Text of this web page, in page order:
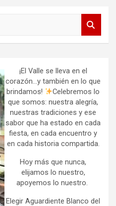
¡El Valle se lleva en el
corazón…y también en lo que
brindamos!
Celebremos lo
que somos: nuestra alegría,
nuestras tradiciones y ese
sabor que ha estado en cada
fiesta, en cada encuentro y
en cada historia compartida.
Hoy más que nunca,
elijamos lo nuestro,
apoyemos lo nuestro.
Elegir Aguardiente Blanco del